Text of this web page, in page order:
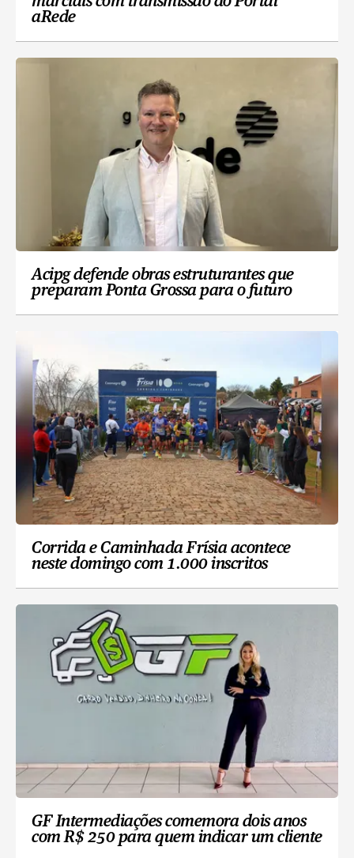
aRede
Acipg defende obras estruturantes que
preparam Ponta Grossa para o futuro
Corrida e Caminhada Frísia acontece
neste domingo com 1.000 inscritos
GF Intermediações comemora dois anos
com R$ 250 para quem indicar um cliente